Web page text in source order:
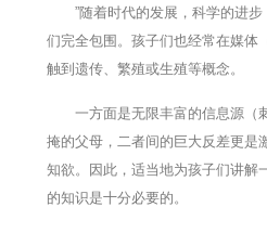
”随着时代的发展，科学的进
们完全包围。孩子们也经常在媒体
触到遗传、繁殖或生殖等概念。
一方面是无限丰富的信息源（
掩的父母，二者间的巨大反差更是
知欲。因此，适当地为孩子们讲解
的知识是十分必要的。